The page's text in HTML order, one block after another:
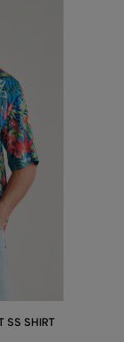
SS SHIRT